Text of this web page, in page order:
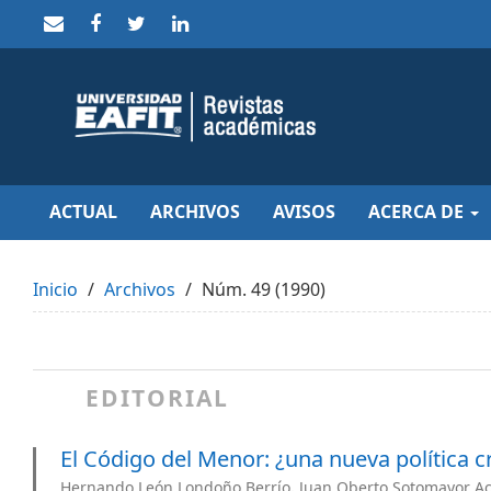
to
Main
Navigation
Content
Sidebar
ACTUAL ARCHIVOS AVISOS ACERCA DE
Inicio Archivos Núm. 49 (1990)
EDITORIAL
El Código del Menor: ¿una nueva política